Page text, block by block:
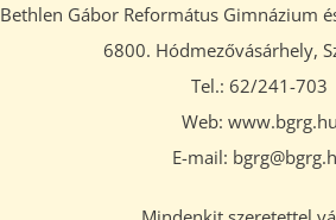
Bethlen Gábor Református Gimnázium
6800. Hódmezővásárhely,
Tel.: 62/241-703
Web: www.bgrg.hu
E-mail: